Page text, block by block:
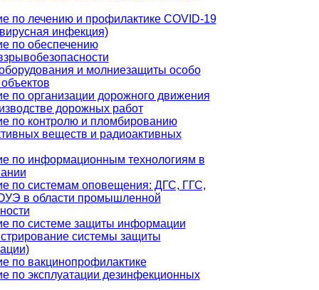
по лечению и профилактике COVID-19
инфекция)
по обеспечению
и молниезащиты особо
по организации дорожного движения
дорожных работ
по контролю и пломбированию
веществ и радиоактивных
по информационным технологиям в
по системам оповещения: ДГС, ГГС,
в области промышленной
по системе защиты информации
системы защиты
по вакцинопрофилактике
по эксплуатации дезинфекционных